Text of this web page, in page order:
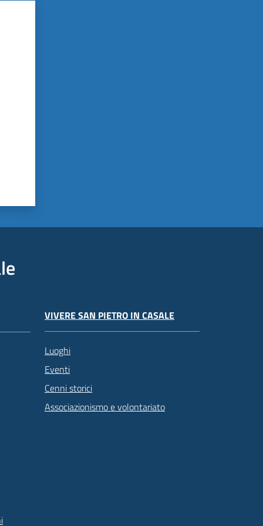
VIVERE SAN PIETRO IN CASALE
Luoghi
Eventi
Cenni storici
Associazionismo e volontariato